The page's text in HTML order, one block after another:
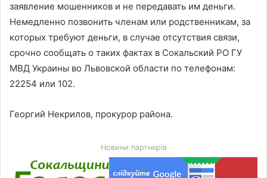
заявление мошенников и не передавать им деньги.
Немедленно позвонить членам или родственникам, за
которых требуют деньги, в случае отсутствия связи,
срочно сообщать о таких фактах в Сокальский РО ГУ
МВД Украины во Львовской области по телефонам:
22254 или 102.
Георгий Некрилов, прокурор района.
Новини партнерів